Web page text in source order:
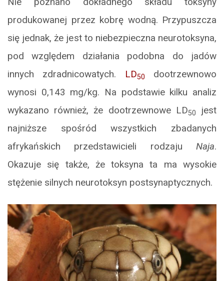
produkowanej przez kobrę wodną. Przypuszcza
się jednak, że jest to niebezpieczna neurotoksyna,
pod względem działania podobna do jadów
innych zdradnicowatych.
LD50
dootrzewnowo
wynosi 0,143 mg/kg. Na podstawie kilku analiz
wykazano również, że dootrzewnowe LD50
jest
najniższe spośród wszystkich zbadanych
afrykańskich przedstawicieli rodzaju Naja.
Okazuje się także, że toksyna ta ma wysokie
stężenie silnych neurotoksyn postsynaptycznych.